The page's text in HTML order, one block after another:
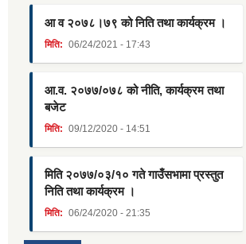
आ व २०७८।७९ को निति तथा कार्यक्रम ।
मिति: 06/24/2021 - 17:43
आ.व. २०७७/०७८ को नीति, कार्यक्रम तथा
बजेट
मिति: 09/12/2020 - 14:51
मिति २०७७/०३/१० गते गाउँसभामा प्रस्तुत
निति तथा कार्यक्रम ।
मिति: 06/24/2020 - 21:35